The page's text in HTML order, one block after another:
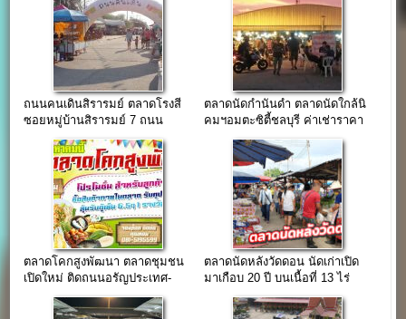
ถนนคนเดินสิรารมย์ ตลาดโรงสี
ซอยหมู่บ้านสิรารมย์ 7 ถนน
ตลาดนัดกำนันดำ ตลาดนัดใกล้นิ
คมฯอมตะซิตี้ชลบุรี ค่าเช่าราคา
ตลาดโคกสูงพัฒนา ตลาดชุมชน
เปิดใหม่ ติดถนนอรัญประเทศ-
นางรอง
ตลาดนัดหลังวัดดอน นัดเก่าเปิด
มาเกือบ 20 ปี บนเนื้อที่ 13 ไร่